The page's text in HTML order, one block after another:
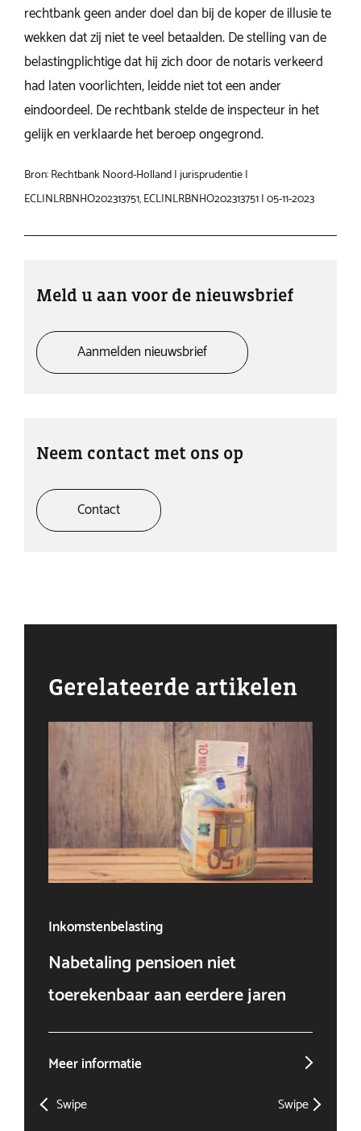
Meld u aan voor de nieuwsbrief
Aanmelden nieuwsbrief
Neem contact met ons op
Contact
rechtbank geen ander doel dan bij de koper de illusie te
wekken dat zij niet te veel betaalden. De stelling van de
belastingplichtige dat hij zich door de notaris verkeerd
had laten voorlichten, leidde niet tot een ander
eindoordeel. De rechtbank stelde de inspecteur in het
gelijk en verklaarde het beroep ongegrond.
Bron: Rechtbank Noord-Holland | jurisprudentie |
ECLINLRBNHO202313751, ECLINLRBNHO202313751 | 05-11-2023
Gerelateerde artikelen
Inkomstenbelasting
Nabetaling pensioen niet
toerekenbaar aan eerdere jaren
Meer informatie
Swipe Swipe